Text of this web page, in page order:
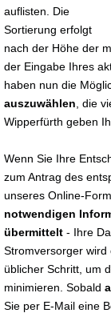
auflisten. Die
Sortierung erfolgt
nach der Höhe der
der Eingabe Ihres
haben nun die
auszuwählen , die
Wipperfürth geben
Wenn Sie Ihre
zum Antrag des
unseres Online-
notwendigen
übermittelt - Ihre
Stromversorger wird
üblicher Schritt, um
minimieren. Sobald
Sie per E-Mail eine